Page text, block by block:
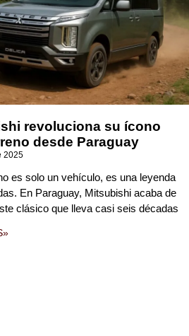
revoluciona su ícono
desde Paraguay
2025
es solo un vehículo, es una leyenda
En Paraguay, Mitsubishi acaba de
clásico que lleva casi seis décadas